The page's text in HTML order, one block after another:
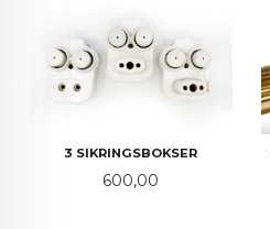
3 SIKRINGSBOKSER
Pris
600,00